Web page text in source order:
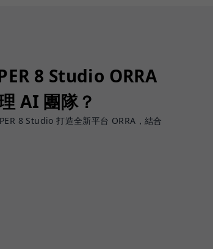
8 Studio ORRA
AI 團隊？
8 Studio 打造全新平台 ORRA，結合